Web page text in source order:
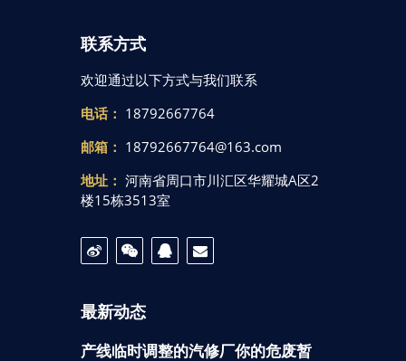
联系方式
欢迎通过以下方式与我们联系
电话： 18792667764
邮箱： 18792667764@163.com
地址： 河南省周口市川汇区华耀城A区2
楼15栋3513室
最新动态
产线临时调整的汽修厂你的危废暂